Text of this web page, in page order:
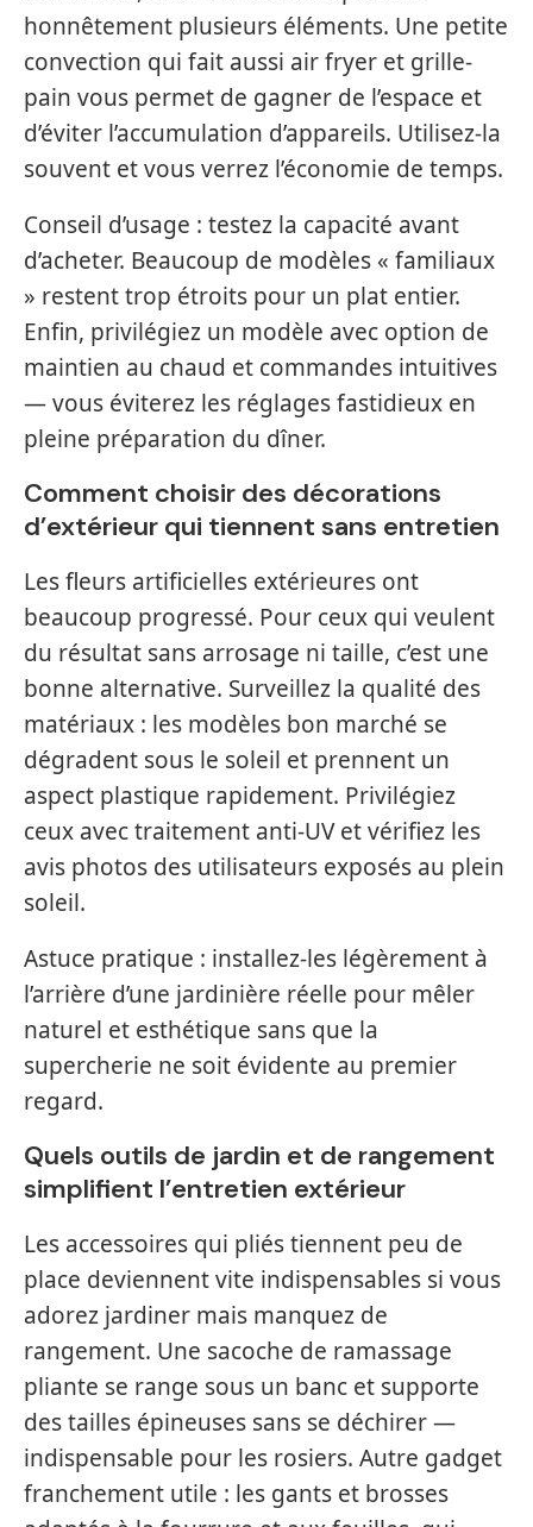
honnêtement plusieurs éléments. Une petite
convection qui fait aussi air fryer et grille-
pain vous permet de gagner de l’espace et
d’éviter l’accumulation d’appareils. Utilisez-la
souvent et vous verrez l’économie de temps.
Conseil d’usage : testez la capacité avant
d’acheter. Beaucoup de modèles « familiaux
» restent trop étroits pour un plat entier.
Enfin, privilégiez un modèle avec option de
maintien au chaud et commandes intuitives
— vous éviterez les réglages fastidieux en
pleine préparation du dîner.
Comment choisir des décorations
d’extérieur qui tiennent sans entretien
Les fleurs artificielles extérieures ont
beaucoup progressé. Pour ceux qui veulent
du résultat sans arrosage ni taille, c’est une
bonne alternative. Surveillez la qualité des
matériaux : les modèles bon marché se
dégradent sous le soleil et prennent un
aspect plastique rapidement. Privilégiez
ceux avec traitement anti-UV et vérifiez les
avis photos des utilisateurs exposés au plein
soleil.
Astuce pratique : installez-les légèrement à
l’arrière d’une jardinière réelle pour mêler
naturel et esthétique sans que la
supercherie ne soit évidente au premier
regard.
Quels outils de jardin et de rangement
simplifient l’entretien extérieur
Les accessoires qui pliés tiennent peu de
place deviennent vite indispensables si vous
adorez jardiner mais manquez de
rangement. Une sacoche de ramassage
pliante se range sous un banc et supporte
des tailles épineuses sans se déchirer —
indispensable pour les rosiers. Autre gadget
franchement utile : les gants et brosses